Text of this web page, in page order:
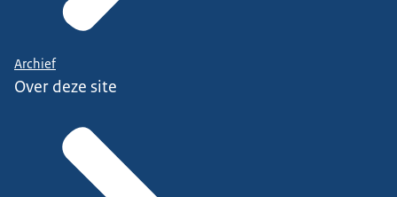
Archief
Over deze site